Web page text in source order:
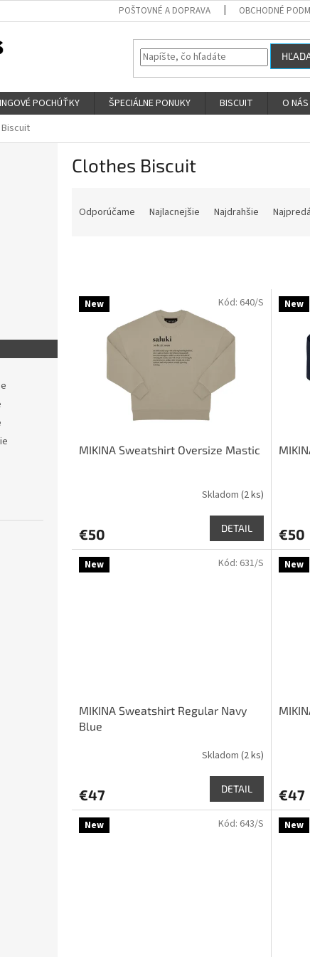
POŠTOVNÉ A DOPRAVA OBCHODNÉ
POCHÚŤKY ŠPECIÁLNE PONUKY BISCUIT O NÁS
Clothes Biscuit
Odporúčame Najlacnejšie Najdrahšie
V New
MIKINA Sweatshirt Oversize Mastic
Skladom (2 ks)
€50 DETAIL
Kód: 640/S New
€50
New
MIKINA Sweatshirt Regular Navy
Blue
Skladom (2 ks)
€47 DETAIL
Kód: 631/S New
€47
New Kód: 643/S New